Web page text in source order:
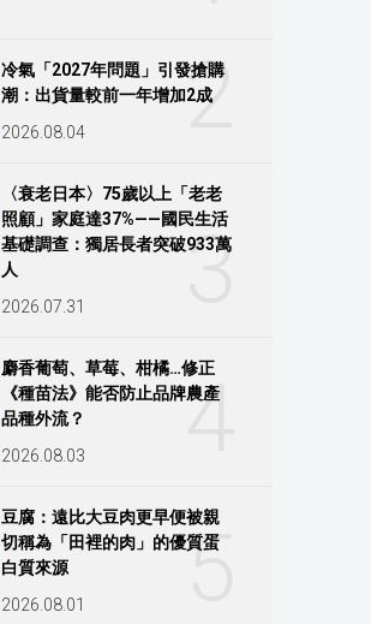
2
冷氣「2027年問題」引發搶購
潮：出貨量較前一年增加2成
2026.08.04
3
〈衰老日本〉75歲以上「老老
照顧」家庭達37%——國民生活
基礎調查：獨居長者突破933萬
人
2026.07.31
4
麝香葡萄、草莓、柑橘…修正
《種苗法》能否防止品牌農產
品種外流？
2026.08.03
5
豆腐：遠比大豆肉更早便被親
切稱為「田裡的肉」的優質蛋
白質來源
2026.08.01